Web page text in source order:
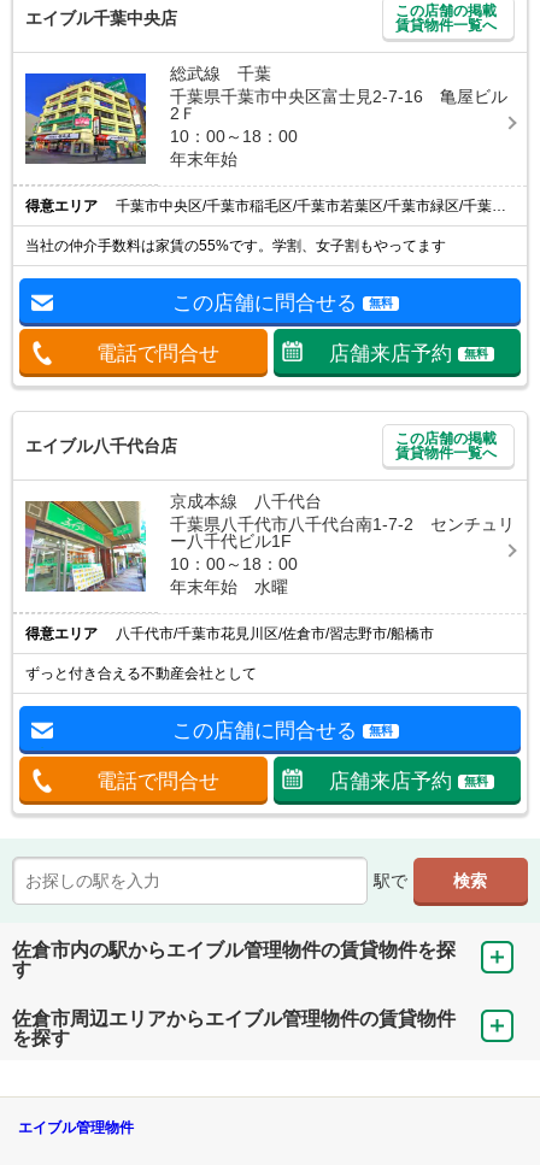
エイブル千葉中央店
この店舗の掲載
賃貸物件一覧へ
総武線 千葉
千葉県千葉市中央区富士見2-7-16 亀屋ビル
2Ｆ
10：00～18：00
年末年始
得意エリア 千葉市中央区/千葉市稲毛区/千葉市若葉区/千葉市緑区/千葉市花見川区
当社の仲介手数料は家賃の55%です。学割、女子割もやってます
この店舗に問合せる 無料
電話で問合せ 店舗来店予約 無料
エイブル八千代台店
この店舗の掲載
賃貸物件一覧へ
京成本線 八千代台
千葉県八千代市八千代台南1-7-2 センチュリ
ー八千代ビル1F
10：00～18：00
年末年始 水曜
得意エリア 八千代市/千葉市花見川区/佐倉市/習志野市/船橋市
ずっと付き合える不動産会社として
この店舗に問合せる 無料
電話で問合せ 店舗来店予約 無料
駅で
佐倉市内の駅からエイブル管理物件の賃貸物件を探
す
佐倉市周辺エリアからエイブル管理物件の賃貸物件
を探す
エイブル管理物件